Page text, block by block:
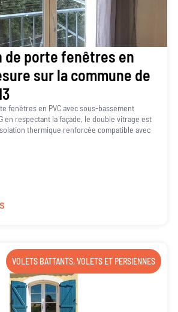
de porte fenêtres en
sur la commune de
fenêtres en PVC avec sous-bassement
en respectant la façade, le double vitrage est
thermique renforcée compatible avec
VOLETS BATTANTS,VOLETS ET PERSIENNES